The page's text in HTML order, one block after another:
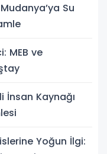
Su
MEB ve
İnsan Kaynağı
Yoğun İlgi: